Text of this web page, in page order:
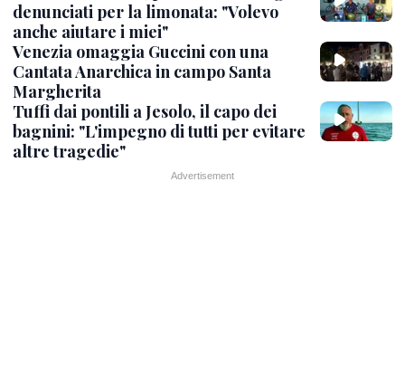
denunciati per la limonata: "Volevo
anche aiutare i miei"
Venezia omaggia Guccini con una
Cantata Anarchica in campo Santa
Margherita
Tuffi dai pontili a Jesolo, il capo dei
bagnini: "L'impegno di tutti per evitare
altre tragedie"